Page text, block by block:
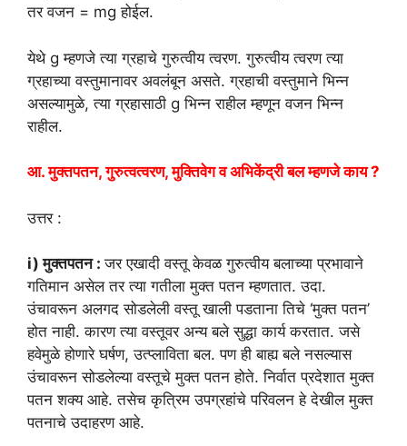
तर वजन = mg होईल.
येथे g म्हणजे त्या ग्रहाचे गुरुत्वीय त्वरण. गुरुत्वीय त्वरण त्या
ग्रहाच्या वस्तुमानावर अवलंबून असते. ग्रहाची वस्तुमाने भिन्न
असल्यामुळे, त्या ग्रहासाठी g भिन्न राहील म्हणून वजन भिन्न
राहील.
आ. मुक्तपतन, गुरुत्वत्वरण, मुक्तिवेग व अभिकेंद्री बल म्हणजे काय ?
उत्तर :
i) मुक्तपतन :जर एखादी वस्तू केवळ गुरुत्वीय बलाच्या प्रभावाने
गतिमान असेल तर त्या गतीला मुक्त पतन म्हणतात. उदा.
उंचावरून अलगद सोडलेली वस्तू खाली पडताना तिचे ‘मुक्त पतन’
होत नाही. कारण त्या वस्तूवर अन्य बले सुद्धा कार्य करतात. जसे
हवेमुळे होणारे घर्षण, उत्प्लाविता बल. पण ही बाह्य बले नसल्यास
उंचावरून सोडलेल्या वस्तूचे मुक्त पतन होते. निर्वात प्रदेशात मुक्त
पतन शक्य आहे. तसेच कृत्रिम उपग्रहांचे परिवलन हे देखील मुक्त
पतनाचे उदाहरण आहे.